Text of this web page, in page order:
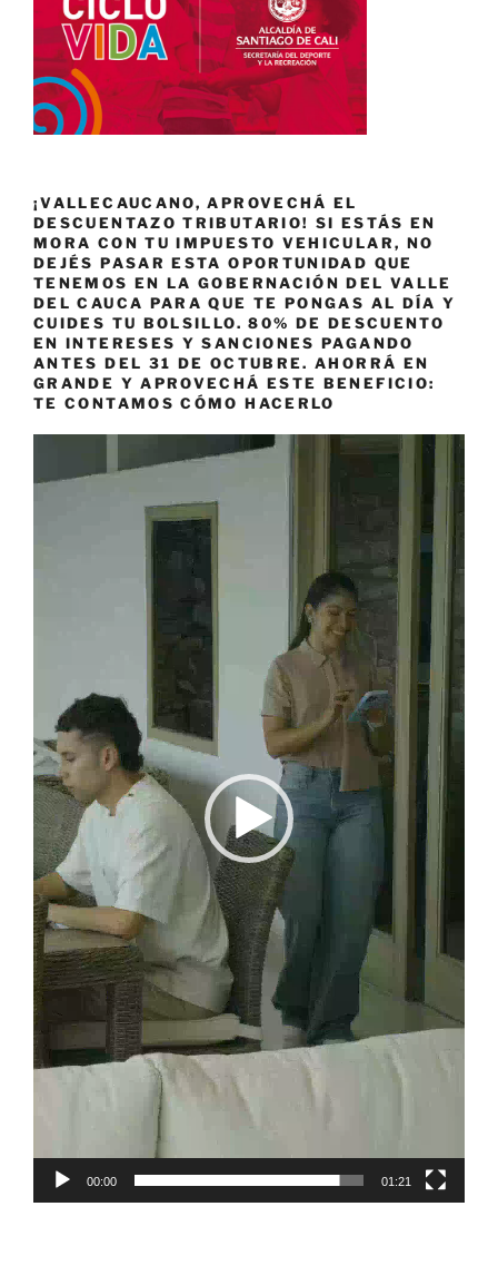
¡VALLECAUCANO, APROVECHÁ EL
DESCUENTAZO TRIBUTARIO! SI ESTÁS EN
MORA CON TU IMPUESTO VEHICULAR, NO
DEJÉS PASAR ESTA OPORTUNIDAD QUE
TENEMOS EN LA GOBERNACIÓN DEL VALLE
DEL CAUCA PARA QUE TE PONGAS AL DÍA Y
CUIDES TU BOLSILLO. 80% DE DESCUENTO
EN INTERESES Y SANCIONES PAGANDO
ANTES DEL 31 DE OCTUBRE. AHORRÁ EN
GRANDE Y APROVECHÁ ESTE BENEFICIO:
TE CONTAMOS CÓMO HACERLO
00:00 01:21